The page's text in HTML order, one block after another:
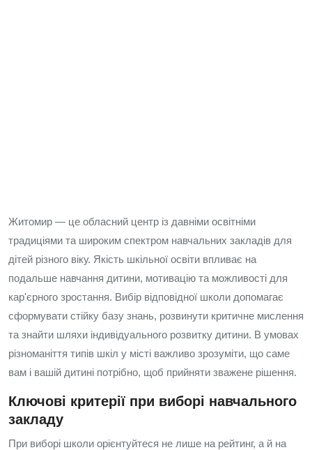
Житомир — це обласний центр із давніми освітніми
традиціями та широким спектром навчальних закладів для
дітей різного віку. Якість шкільної освіти впливає на
подальше навчання дитини, мотивацію та можливості для
кар'єрного зростання. Вибір відповідної школи допомагає
сформувати стійку базу знань, розвинути критичне мислення
та знайти шляхи індивідуального розвитку дитини. В умовах
різноманіття типів шкіл у місті важливо зрозуміти, що саме
вам і вашій дитині потрібно, щоб прийняти зважене рішення.
Ключові критерії при виборі навчального
закладу
При виборі школи орієнтуйтеся не лише на рейтинг, а й на